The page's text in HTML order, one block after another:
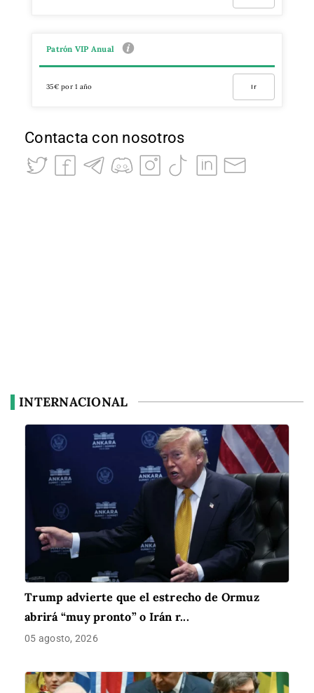
Patrón VIP Anual
35€ por 1 año Ir
Contacta con nosotros
INTERNACIONAL
Trump advierte que el estrecho de Ormuz
abrirá “muy pronto” o Irán r...
05 agosto, 2026